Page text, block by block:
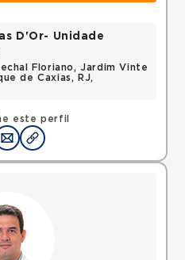
este perfil
D'Or- Unidade
Floriano, Jardim Vinte
de Caxias, RJ,